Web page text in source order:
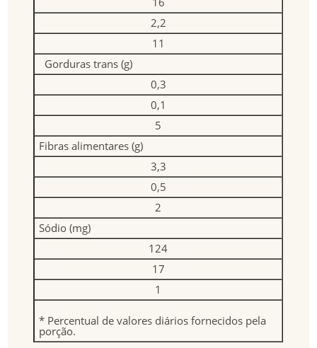
2,2
11
Gorduras trans (g)
0,3
0,1
5
Fibras alimentares (g)
3,3
0,5
2
Sódio (mg)
124
17
1
* Percentual de valores diários fornecidos pela
porção.